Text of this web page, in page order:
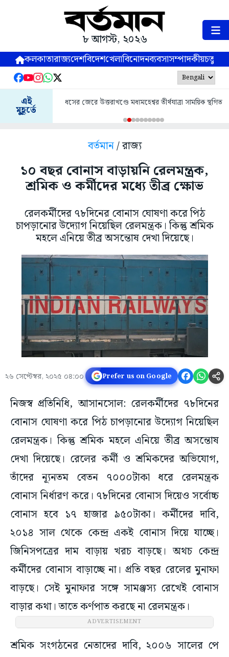
৮ আগস্ট, ২০২৬
কলকাতারাজ্যদেশবিদেশখেলাবিনোদনব্যবসাসম্পাদকীয়
এই
মুহূর্তে
ধসের জেরে উত্তরাখণ্ডে মধ্যমহেশ্বর তীর্থযাত্রা সাময়িক স্থগিত
বর্তমান/ রাজ্য
১০ বছর বোনাস বাড়ায়নি রেলমন্ত্রক,
শ্রমিক ও কর্মীদের মধ্যে তীব্র ক্ষোভ
রেলকর্মীদের ৭৮দিনের বোনাস ঘোষণা করে পিঠ
চাপড়ানোর উদ্যোগ নিয়েছিল রেলমন্ত্রক। কিন্তু শ্রমিক
মহলে এনিয়ে তীব্র অসন্তোষ দেখা দিয়েছে।
২৬ সেপ্টেম্বর, ২০২৫ ০৪:০০ Prefer us on Google
নিজস্ব প্রতিনিধি, আসানসোল: রেলকর্মীদের ৭৮দিনের
বোনাস ঘোষণা করে পিঠ চাপড়ানোর উদ্যোগ নিয়েছিল
রেলমন্ত্রক। কিন্তু শ্রমিক মহলে এনিয়ে তীব্র অসন্তোষ
দেখা দিয়েছে। রেলের কর্মী ও শ্রমিকদের অভিযোগ,
তাঁদের ন্যূনতম বেতন ৭০০০টাকা ধরে রেলমন্ত্রক
বোনাস নির্ধারণ করে। ৭৮দিনের বোনাস দিয়েও সর্বোচ্চ
বোনাস হবে ১৭ হাজার ৯৫০টাকা। কর্মীদের দাবি,
২০১৪ সাল থেকে কেন্দ্র একই বোনাস দিয়ে যাচ্ছে।
জিনিসপত্রের দাম বাড়ায় খরচ বাড়ছে। অথচ কেন্দ্র
কর্মীদের বোনাস বাড়াচ্ছে না। প্রতি বছর রেলের মুনাফা
বাড়ছে। সেই মুনাফার সঙ্গে সামঞ্জস্য রেখেই বোনাস
বাড়ার কথা। তাতে কর্ণপাত করছে না রেলমন্ত্রক।
ADVERTISEMENT
শ্রমিক সংগঠনের নেতাদের দাবি, ২০০৬ সালের পে